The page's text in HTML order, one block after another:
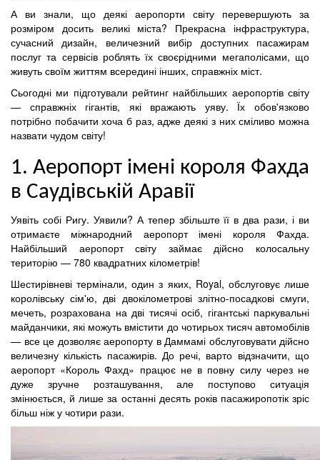
А ви знали, що деякі аеропорти світу перевершують за
розміром досить великі міста? Прекрасна інфраструктура,
сучасний дизайн, величезний вибір доступних пасажирам
послуг та сервісів роблять їх своєрідними мегаполісами, що
живуть своїм життям всередині інших, справжніх міст.
Сьогодні ми підготували рейтинг найбільших аеропортів світу
— справжніх гігантів, які вражають уяву. Їх обов'язково
потрібно побачити хоча б раз, адже деякі з них сміливо можна
назвати чудом світу!
1. Аеропорт імені короля Фахда
в Саудівській Аравії
Уявіть собі Ригу. Уявили? А тепер збільште її в два рази, і ви
отримаєте міжнародний аеропорт імені короля Фахда.
Найбільший аеропорт світу займає дійсно колосальну
територію — 780 квадратних кілометрів!
Шестирівневі термінали, один з яких, Royal, обслуговує лише
королівську сім'ю, дві двокілометрові злітно-посадкові смуги,
мечеть, розрахована на дві тисячі осіб, гігантські паркувальні
майданчики, які можуть вмістити до чотирьох тисяч автомобілів
— все це дозволяє аеропорту в Даммамі обслуговувати дійсно
величезну кількість пасажирів. До речі, варто відзначити, що
аеропорт «Король Фахд» працює не в повну силу через не
дуже зручне розташування, але поступово ситуація
змінюється, й лише за останні десять років пасажиропотік зріс
більш ніж у чотири рази.